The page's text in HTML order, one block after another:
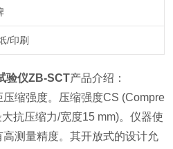
/印刷
验仪ZB-SCT产品介绍：
缩强度。压缩强度CS (Compre
抗压缩力/宽度15 mm)。仪器使
测量精度。其开放式的设计允